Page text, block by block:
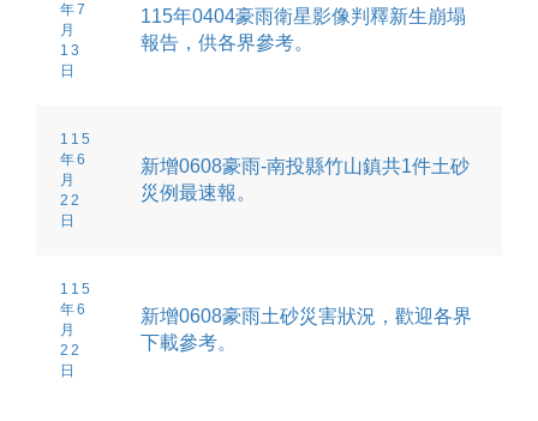
年7
月
13
日
115年0404豪雨衛星影像判釋新生崩塌
報告，供各界參考。
115
年6
月
22
日
新增0608豪雨-南投縣竹山鎮共1件土砂
災例最速報。
115
年6
月
22
日
新增0608豪雨土砂災害狀況，歡迎各界
下載參考。